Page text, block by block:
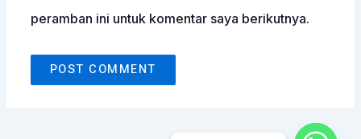
peramban ini untuk komentar saya berikutnya.